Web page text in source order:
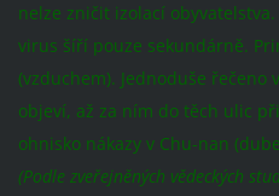
nelze zničit izolací obyvatelstva.
virus šíří pouze sekundárně.
(vzduchem). Jednoduše řečeno
objeví, až za ním do těch ulic
ohnisko nákazy v Chu-nan
(Podle zveřejněných vědeckých